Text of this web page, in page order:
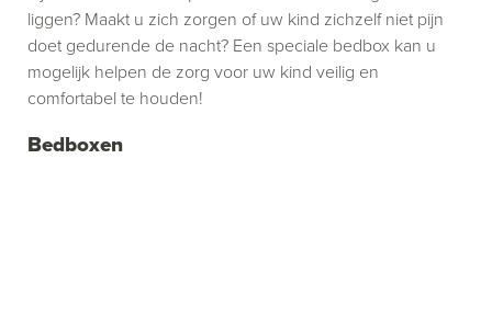
Bedboxen
liggen? Maakt u zich zorgen of uw kind zichzelf niet pijn
doet gedurende de nacht? Een speciale bedbox kan u
mogelijk helpen de zorg voor uw kind veilig en
comfortabel te houden!